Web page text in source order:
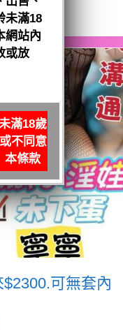
$2300.可無套內
未滿18
網站內
或放
未滿18歲
或不同意
本條款